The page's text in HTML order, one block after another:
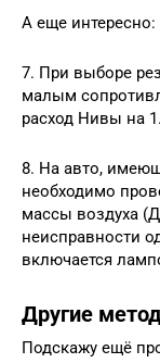
А еще
7. При выборе
малым
расход Нивы на
8. На авто,
необходимо
массы воздуха
неисправности
включается
Другие
Подскажу ещё